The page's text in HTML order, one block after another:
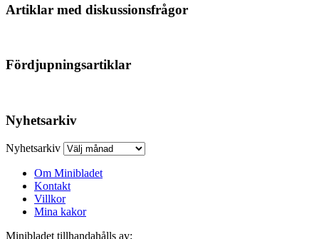
Artiklar med diskussionsfrågor
Fördjupningsartiklar
Nyhetsarkiv
Nyhetsarkiv
Om Minibladet
Kontakt
Villkor
Mina kakor
Minibladet tillhandahålls av: